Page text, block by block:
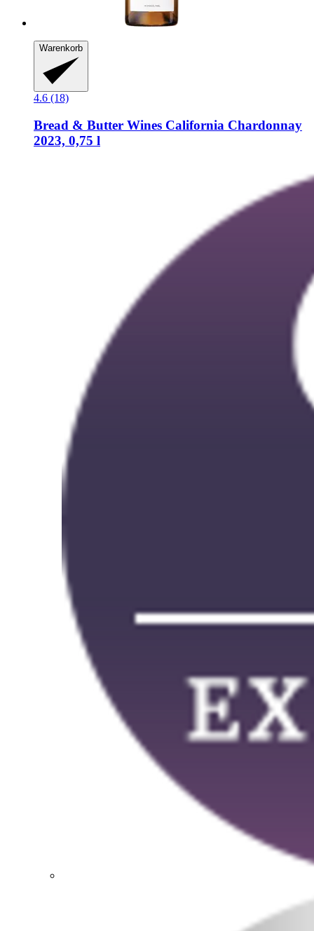
Warenkorb
4.6 (18)
Bread & Butter Wines California Chardonnay
2023, 0,75 l